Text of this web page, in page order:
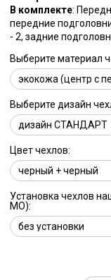
В комплекте:
передние
- 2, задние
Выберите материал
Выберите дизайн
Цвет чехлов:
Установка чехлов
МО):